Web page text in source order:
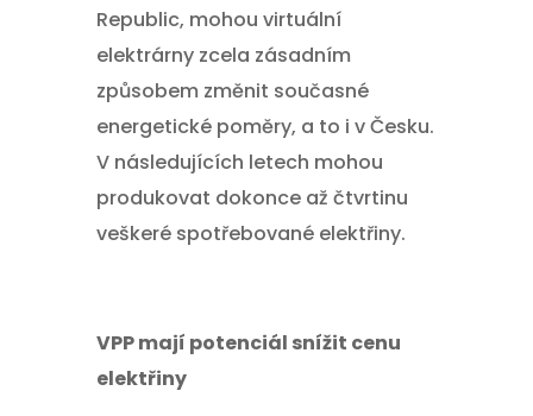
Republic, mohou virtuální
elektrárny zcela zásadním
způsobem změnit současné
energetické poměry, a to i v Česku.
V následujících letech mohou
produkovat dokonce až čtvrtinu
veškeré spotřebované elektřiny.
VPP mají potenciál snížit cenu
elektřiny